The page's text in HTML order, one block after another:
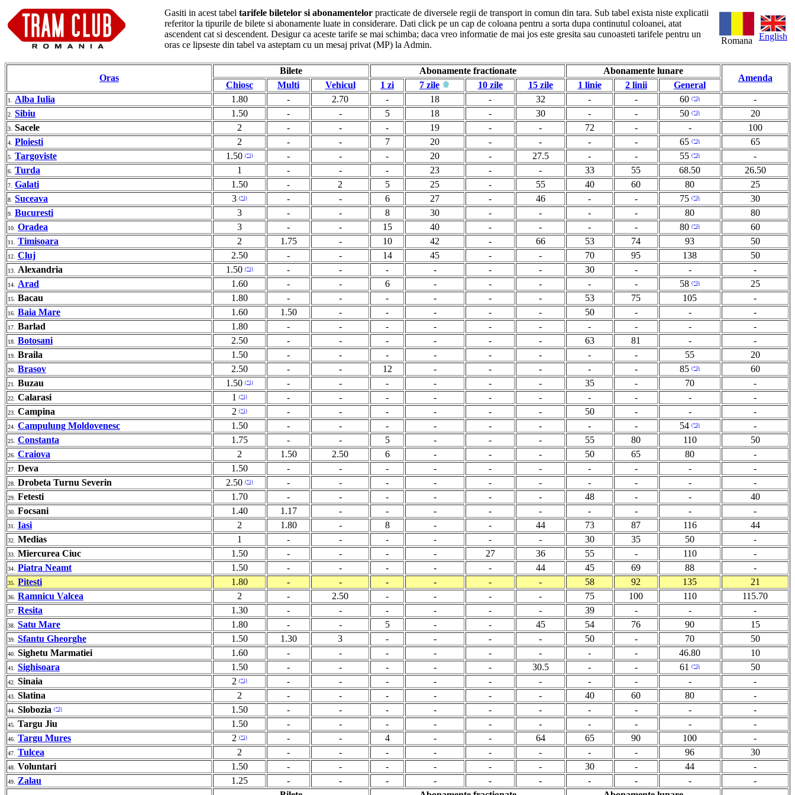
Gasiti in acest tabel tarifele biletelor si abonamentelor practicate de diversele regii de transport in comun din tara. Sub tabel exista niste explicatii
referitor la tipurile de bilete si abonamente luate in considerare. Dati click pe un cap de coloana pentru a sorta dupa continutul coloanei, atat
ascendent cat si descendent. Desigur ca aceste tarife se mai schimba; daca vreo informatie de mai jos este gresita sau cunoasteti tarifele pentru un
oras ce lipseste din tabel va asteptam cu un mesaj privat (MP) la Admin.
Romana English
Oras
Bilete Abonamente fractionate Abonamente lunare
Amenda
Chiosc Multi Vehicul 1 zi 7 zile 10 zile 15 zile 1 linie 2 linii General
1. Alba Iulia 1.80 - 2.70 - 18 - 32 - - 60 (*3) -
2. Sibiu 1.50 - - 5 18 - 30 - - 50 (*3) 20
3. Sacele 2 - - - 19 - - 72 - - 100
4. Ploiesti 2 - - 7 20 - - - - 65 (*3) 65
5. Targoviste 1.50(*1) - - - 20 - 27.5 - - 55 (*3) -
6. Turda 1 - - - 23 - - 33 55 68.50 26.50
7. Galati 1.50 - 2 5 25 - 55 40 60 80 25
8. Suceava 3(*1) - - 6 27 - 46 - - 75 (*3) 30
9. Bucuresti 3 - - 8 30 - - - - 80 80
10. Oradea 3 - - 15 40 - - - - 80 (*3) 60
11. Timisoara 2 1.75 - 10 42 - 66 53 74 93 50
12. Cluj 2.50 - - 14 45 - - 70 95 138 50
13. Alexandria 1.50(*1) - - - - - - 30 - - -
14. Arad 1.60 - - 6 - - - - - 58 (*3) 25
15. Bacau 1.80 - - - - - - 53 75 105 -
16. Baia Mare 1.60 1.50 - - - - - 50 - - -
17. Barlad 1.80 - - - - - - - - - -
18. Botosani 2.50 - - - - - - 63 81 - -
19. Braila 1.50 - - - - - - - - 55 20
20. Brasov 2.50 - - 12 - - - - - 85 (*3) 60
21. Buzau 1.50(*1) - - - - - - 35 - 70 -
22. Calarasi 1(*1) - - - - - - - - - -
23. Campina 2(*1) - - - - - - 50 - - -
24. Campulung Moldovenesc 1.50 - - - - - - - - 54 (*3) -
25. Constanta 1.75 - - 5 - - - 55 80 110 50
26. Craiova 2 1.50 2.50 6 - - - 50 65 80 -
27. Deva 1.50 - - - - - - - - - -
28. Drobeta Turnu Severin 2.50(*1) - - - - - - - - - -
29. Fetesti 1.70 - - - - - - 48 - - 40
30. Focsani 1.40 1.17 - - - - - - - - -
31. Iasi 2 1.80 - 8 - - 44 73 87 116 44
32. Medias 1 - - - - - - 30 35 50 -
33. Miercurea Ciuc 1.50 - - - - 27 36 55 - 110 -
34. Piatra Neamt 1.50 - - - - - 44 45 69 88 -
35. Pitesti 1.80 - - - - - - 58 92 135 21
36. Ramnicu Valcea 2 - 2.50 - - - - 75 100 110 115.70
37. Resita 1.30 - - - - - - 39 - - -
38. Satu Mare 1.80 - - 5 - - 45 54 76 90 15
39. Sfantu Gheorghe 1.50 1.30 3 - - - - 50 - 70 50
40. Sighetu Marmatiei 1.60 - - - - - - - - 46.80 10
41. Sighisoara 1.50 - - - - - 30.5 - - 61 (*3) 50
42. Sinaia 2(*1) - - - - - - - - - -
43. Slatina 2 - - - - - - 40 60 80 -
44. Slobozia (*2) 1.50 - - - - - - - - - -
45. Targu Jiu 1.50 - - - - - - - - - -
46. Targu Mures 2(*1) - - 4 - - 64 65 90 100 -
47. Tulcea 2 - - - - - - - - 96 30
48. Voluntari 1.50 - - - - - - 30 - 44 -
49. Zalau 1.25 - - - - - - - - -
-